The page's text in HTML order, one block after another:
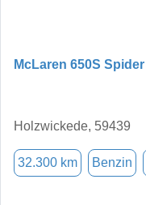
McLaren 650S Spider
Holzwickede, 59439
32.300 km Benzin